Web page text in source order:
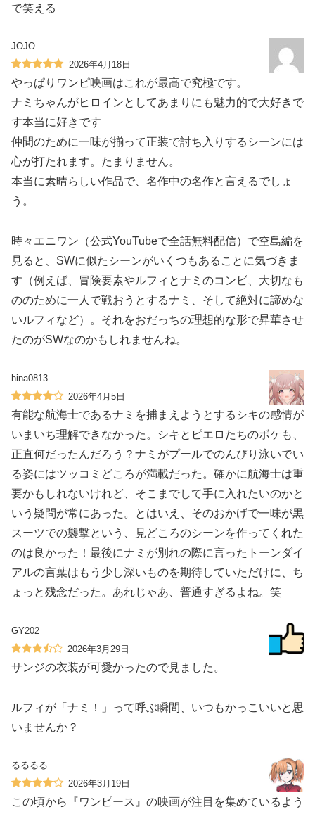
で笑える
JOJO
2026年4月18日
やっぱりワンピ映画はこれが最高で究極です。
ナミちゃんがヒロインとしてあまりにも魅力的で大好きで
す本当に好きです
仲間のために一味が揃って正装で討ち入りするシーンには
心が打たれます。たまりません。
本当に素晴らしい作品で、名作中の名作と言えるでしょ
う。
時々エニワン（公式YouTubeで全話無料配信）で空島編を
見ると、SWに似たシーンがいくつもあることに気づきま
す（例えば、冒険要素やルフィとナミのコンビ、大切なも
ののために一人で戦おうとするナミ、そして絶対に諦めな
いルフィなど）。それをおだっちの理想的な形で昇華させ
たのがSWなのかもしれませんね。
hina0813
2026年4月5日
有能な航海士であるナミを捕まえようとするシキの感情が
いまいち理解できなかった。シキとピエロたちのボケも、
正直何だったんだろう？ナミがプールでのんびり泳いでい
る姿にはツッコミどころが満載だった。確かに航海士は重
要かもしれないけれど、そこまでして手に入れたいのかと
いう疑問が常にあった。とはいえ、そのおかげで一味が黒
スーツでの襲撃という、見どころのシーンを作ってくれた
のは良かった！最後にナミが別れの際に言ったトーンダイ
アルの言葉はもう少し深いものを期待していただけに、ち
ょっと残念だった。あれじゃあ、普通すぎるよね。笑
GY202
2026年3月29日
サンジの衣装が可愛かったので見ました。
ルフィが「ナミ！」って呼ぶ瞬間、いつもかっこいいと思
いませんか？
るるるる
2026年3月19日
この頃から『ワンピース』の映画が注目を集めているよう